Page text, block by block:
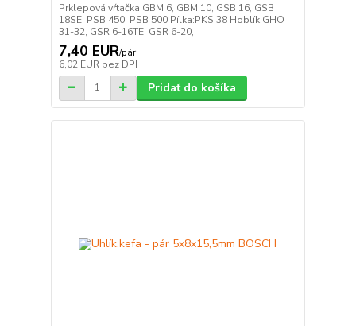
Prklepová vŕtačka:GBM 6, GBM 10, GSB 16, GSB
18SE, PSB 450, PSB 500 Pílka:PKS 38 Hoblík:GHO
31-32, GSR 6-16TE, GSR 6-20,
7,40 EUR/pár
6,02 EUR bez DPH
Pridať do košíka